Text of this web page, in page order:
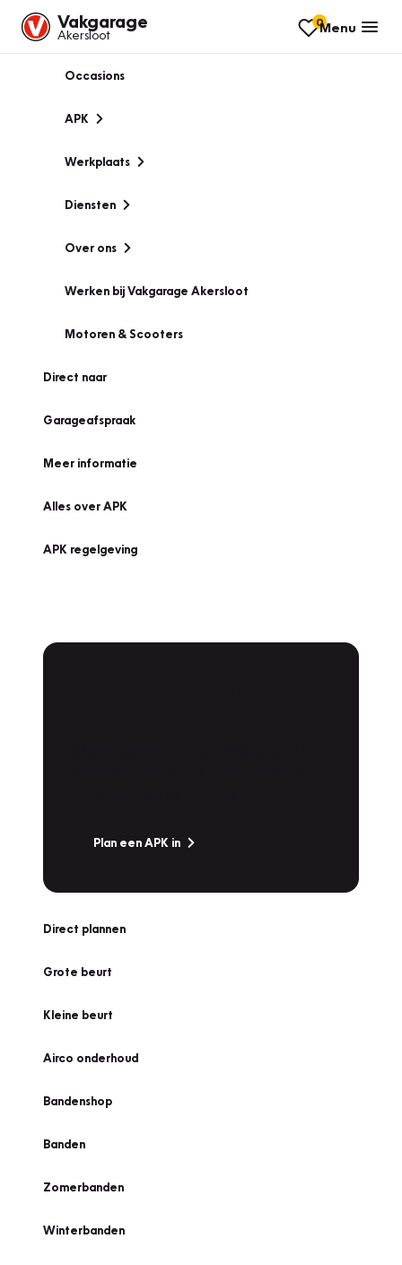
Vakgarage
Akersloot
0Menu
Occasions
APK
Werkplaats
Diensten
Over ons
Werken bij Vakgarage Akersloot
Motoren & Scooters
Direct naar
Garageafspraak
Meer informatie
Alles over APK
APK regelgeving
Plan een APK in
Direct plannen
Grote beurt
Kleine beurt
Airco onderhoud
Bandenshop
Banden
Zomerbanden
Winterbanden